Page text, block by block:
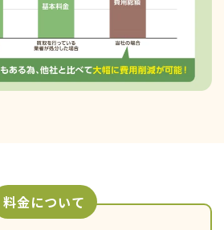
料金について